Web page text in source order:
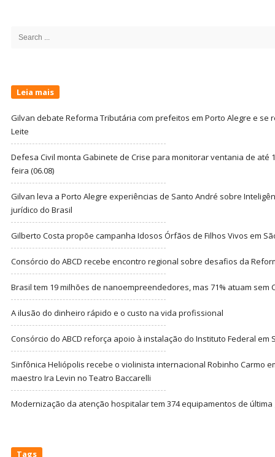
Search
Leia mais
Gilvan debate Reforma Tributária com prefeitos em Porto Alegre e se
Leite
Defesa Civil monta Gabinete de Crise para monitorar ventania de até
feira (06.08)
Gilvan leva a Porto Alegre experiências de Santo André sobre
jurídico do Brasil
Gilberto Costa propõe campanha Idosos Órfãos de Filhos Vivos em
Consórcio do ABCD recebe encontro regional sobre desafios da
Brasil tem 19 milhões de nanoempreendedores, mas 71% atuam sem
A ilusão do dinheiro rápido e o custo na vida profissional
Consórcio do ABCD reforça apoio à instalação do Instituto Federal em
Sinfônica Heliópolis recebe o violinista internacional Robinho Carmo
maestro Ira Levin no Teatro Baccarelli
Modernização da atenção hospitalar tem 374 equipamentos de última
Tags